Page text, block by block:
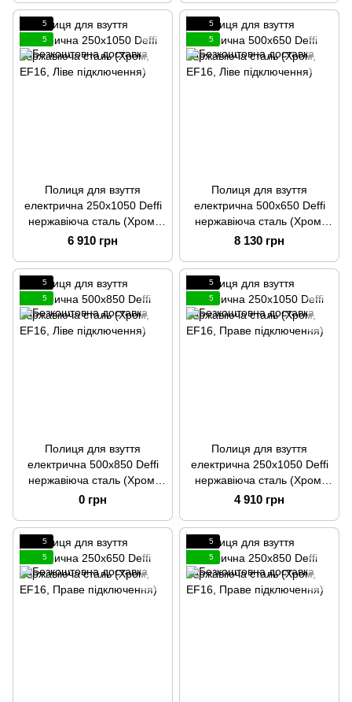
5
5
Полиця для взуття
електрична 250x1050 Deffi
нержавіюча сталь (Хром,
EF16, Ліве підключення)
6 910 грн
5
5
Полиця для взуття
електрична 500x650 Deffi
нержавіюча сталь (Хром,
EF16, Ліве підключення)
8 130 грн
5
5
Полиця для взуття
електрична 500x850 Deffi
нержавіюча сталь (Хром,
EF16, Ліве підключення)
0 грн
5
5
Полиця для взуття
електрична 250x1050 Deffi
нержавіюча сталь (Хром,
EF16, Праве підключення)
4 910 грн
5
5
5
5